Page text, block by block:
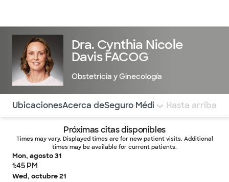
Dra. Cynthia Nicole
Davis FACOG
Obstetricia y Ginecología
Utilice esta navegación para saltar rápidamente a
UbicacionesAcerca deSeguro Médico COMENTARIOS
Hasta arriba
Próximas citas disponibles
Times may vary. Displayed times are for new patient visits. Additional
times may be available for current patients.
Mon, agosto 31
1:45 PM
Wed, octubre 21